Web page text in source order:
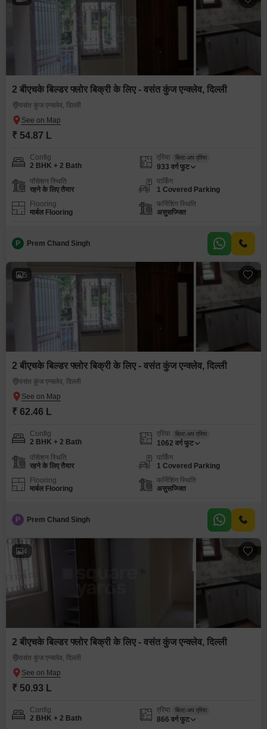
2 बीएचके बिल्डर फ्लोर बिक्री के लिए - वसंत कुंज एन्क्लेव, दिल्ली
वसंत कुंज एन्क्लेव, दिल्ली
₹ 54.87 L
Config
2 BHK + 2 Bath
एरिया बिल्ट-अप एरिया
933 वर्ग फुट
पॉसेशन स्थिति
रहने के लिए तैयार
पार्किंग
1 Covered Parking
Flooring
मार्बल Flooring
फर्निशिंग स्थिति
असुसज्जित
P Prem Chand Singh
5
2 बीएचके बिल्डर फ्लोर बिक्री के लिए - वसंत कुंज एन्क्लेव, दिल्ली
वसंत कुंज एन्क्लेव, दिल्ली
₹ 62.46 L
Config
2 BHK + 2 Bath
एरिया बिल्ट-अप एरिया
1062 वर्ग फुट
पॉसेशन स्थिति
रहने के लिए तैयार
पार्किंग
1 Covered Parking
Flooring
मार्बल Flooring
फर्निशिंग स्थिति
असुसज्जित
P Prem Chand Singh
4
2 बीएचके बिल्डर फ्लोर बिक्री के लिए - वसंत कुंज एन्क्लेव, दिल्ली
वसंत कुंज एन्क्लेव, दिल्ली
₹ 50.93 L
Config
2 BHK + 2 Bath
एरिया बिल्ट-अप एरिया
866 वर्ग फुट